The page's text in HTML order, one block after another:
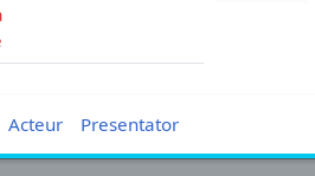
Acteur Presentator